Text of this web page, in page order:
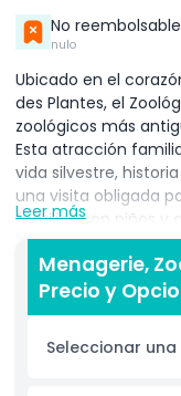
No reembolsable
nulo
Ubicado en el
des Plantes, el
zoológicos más
Esta atracción
vida silvestre,
una visita obligada
familias con niños y
gran variedad de
orangutanes,
aves, el zoológico
su fuerte enfoque
ambiental. Los
cercanos con los
Leer más
Menagerie,
Precio y
Seleccionar